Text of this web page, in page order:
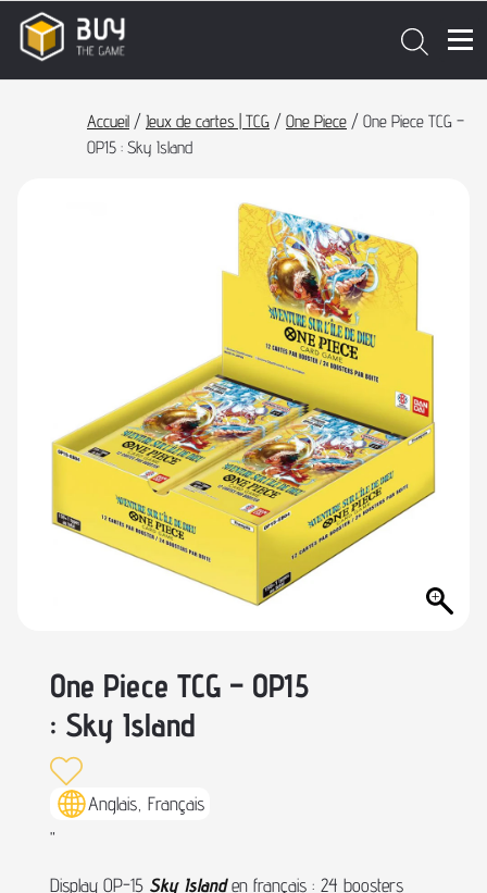
Accueil / Jeux de cartes | TCG / One Piece / One Piece TCG –
OP15 : Sky Island
One Piece TCG – OP15
: Sky Island
Anglais, Français
"
Display OP-15 Sky Islanden français : 24 boosters